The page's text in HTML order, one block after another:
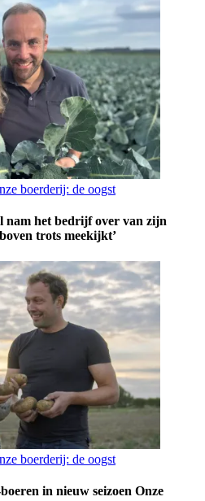
boerderij: de oogst
nam het bedrijf over van zijn
trots meekijkt’
boerderij: de oogst
in nieuw seizoen Onze